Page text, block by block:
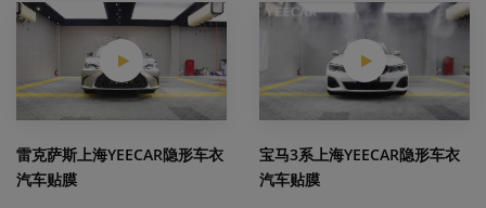
雷克萨斯上海YEECAR隐形车衣
汽车贴膜
宝马3系上海YEECAR隐形车衣
汽车贴膜